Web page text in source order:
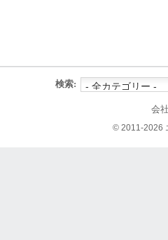
検索:
会
© 2011-2026